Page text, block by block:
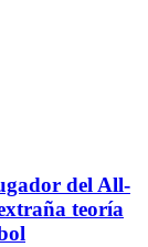
del All-
teoría